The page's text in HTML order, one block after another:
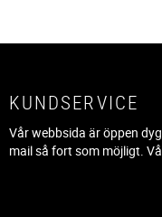
KUNDSERVICE
Vår webbsida är öppen
mail så fort som möjligt.